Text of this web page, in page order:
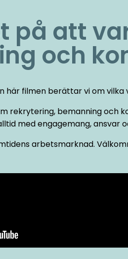
på att
och
här filmen berättar vi om vilka
rekrytering, bemanning
med engagemang, ansvar
arbetsmarknad.